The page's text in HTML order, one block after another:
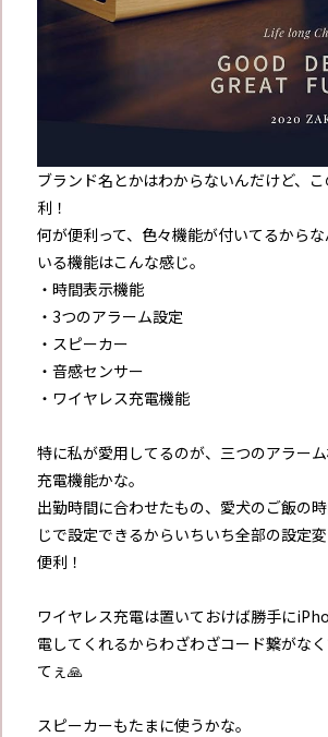
ブランド名とかはわからないんだけど、
利！
何が便利って、色々機能が付いてるから
いる機能はこんな感じ。
・時間表示機能
・3つのアラーム設定
・スピーカー
・音感センサー
・ワイヤレス充電機能
特に私が愛用してるのが、三つのアラー
充電機能かな。
出勤時間に合わせたもの、愛犬のご飯の
じで設定できるからいちいち全部の設定
便利！
ワイヤレス充電は置いておけば勝手に
電してくれるからわざわざコード繋がな
てぇ🙏
スピーカーもたまに使うかな。